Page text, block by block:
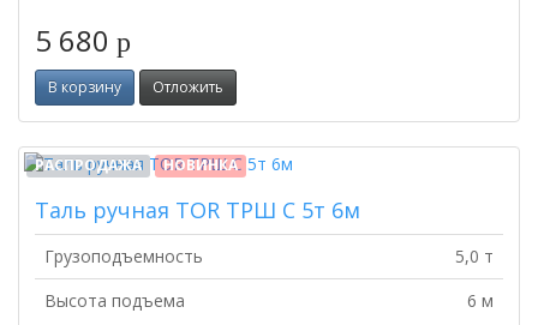
5 680 p
В корзину Отложить
РАСПРОДАЖА НОВИНКА
Таль ручная TOR ТРШ C 5т 6м
Грузоподъемность
5,0 т
Высота подъема
6 м